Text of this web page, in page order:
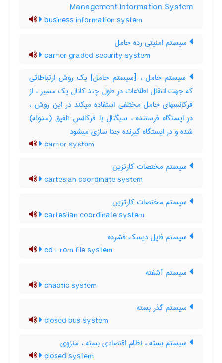
Management Information System
business information system
سیستم امنیتی رده حامل
carrier graded security system
سیستم حامل ، [سیستم حامل] یک روش ارتباطاتی
که جهت انتقال اطلاعات در طول چند کانال یک مسیر ، از
فرکانسهای حامل مختلفی استفاده میکند در این روش ،
در ایستگاه فرستنده ، سیگنال با فرکانس تلفیق (مدوله)
شده و در ایستگاه گیرنده جدا سازی میشود
carrier system
سیستم مختصات کارتزین
cartesian coordinate system
سیستم مختصات کارتزین
cartesiian coordinate system
سیستم فایل دیسک فشرده
cd - rom file system
سیستم آشفته
chaotic system
سیستم گذر بسته
closed bus system
سبستم بسته ، نظام اقتصادی بسته ، منزوی
closed system